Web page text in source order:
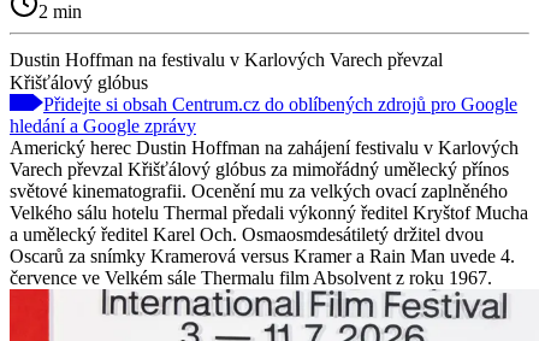
2 min
Dustin Hoffman na festivalu v Karlových Varech převzal
Křišťálový glóbus
Přidejte si obsah Centrum.cz do oblíbených zdrojů pro Google
hledání a Google zprávy
Americký herec Dustin Hoffman na zahájení festivalu v Karlových
Varech převzal Křišťálový glóbus za mimořádný umělecký přínos
světové kinematografii. Ocenění mu za velkých ovací zaplněného
Velkého sálu hotelu Thermal předali výkonný ředitel Kryštof Mucha
a umělecký ředitel Karel Och. Osmaosmdesátiletý držitel dvou
Oscarů za snímky Kramerová versus Kramer a Rain Man uvede 4.
července ve Velkém sále Thermalu film Absolvent z roku 1967.